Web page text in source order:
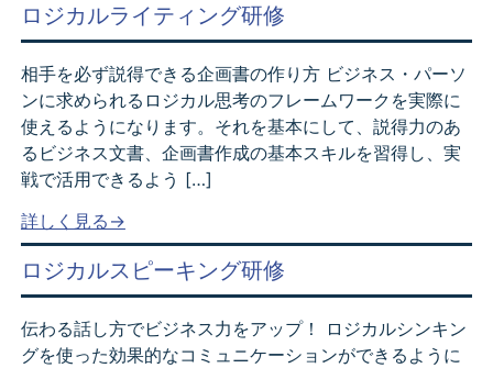
ロジカルライティング研修
相手を必ず説得できる企画書の作り方 ビジネス・パーソ
ンに求められるロジカル思考のフレームワークを実際に
使えるようになります。それを基本にして、説得力のあ
るビジネス文書、企画書作成の基本スキルを習得し、実
戦で活用できるよう […]
詳しく見る→
ロジカルスピーキング研修
伝わる話し方でビジネス力をアップ！ ロジカルシンキン
グを使った効果的なコミュニケーションができるように